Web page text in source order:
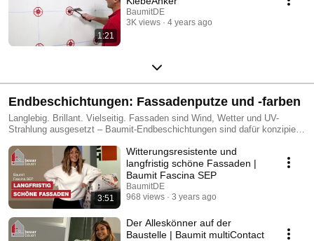
1:21
BaumitDE
3K views
4 years ago
Endbeschichtungen: Fassadenputze und -farben
Langlebig. Brillant. Vielseitig. Fassaden sind Wind, Wetter und UV-
Strahlung ausgesetzt – Baumit-Endbeschichtungen sind dafür konzipiert,
bewahren. Moderne Rezepturen und leistungsstarke Pigmente
garantieren eine langanhaltende Farbintensität. Mit dem Baumit Life
Farbtonsystem, das über 1.000 Farbtöne umfasst, sind der individuellen
Gestaltung kaum Grenzen gesetzt.
3:51
Witterungsresistente und
langfristig schöne Fassaden |
Baumit Fascina SEP
BaumitDE
968 views
3 years ago
Der Alleskönner auf der
Baustelle | Baumit multiContact